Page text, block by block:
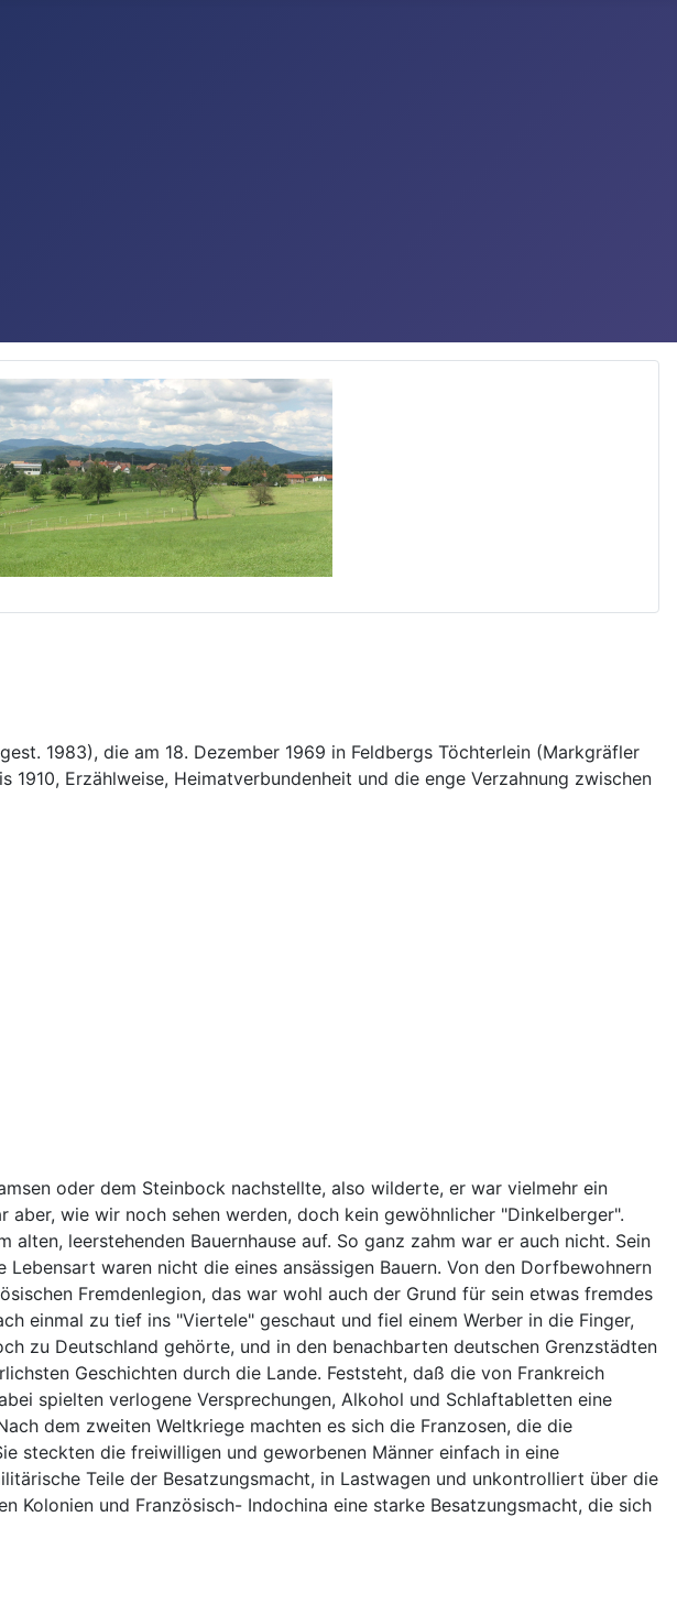
1983), die am 18. Dezember 1969 in Feldbergs Töchterlein (Markgräfler
Erzählweise, Heimatverbundenheit und die enge Verzahnung zwischen
oder dem Steinbock nachstellte, also wilderte, er war vielmehr ein
wie wir noch sehen werden, doch kein gewöhnlicher "Dinkelberger".
leerstehenden Bauernhause auf. So ganz zahm war er auch nicht. Sein
waren nicht die eines ansässigen Bauern. Von den Dorfbewohnern
Fremdenlegion, das war wohl auch der Grund für sein etwas fremdes
einmal zu tief ins "Viertele" geschaut und fiel einem Werber in die Finger,
zu Deutschland gehörte, und in den benachbarten deutschen Grenzstädten
Geschichten durch die Lande. Feststeht, daß die von Frankreich
spielten verlogene Versprechungen, Alkohol und Schlaftabletten eine
dem zweiten Weltkriege machten es sich die Franzosen, die die
steckten die freiwilligen und geworbenen Männer einfach in eine
Teile der Besatzungsmacht, in Lastwagen und unkontrolliert über die
Kolonien und Französisch- Indochina eine starke Besatzungsmacht, die sich